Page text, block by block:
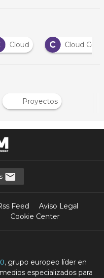
Cloud C Cloud
Proyectos
Feed
Aviso Legal
Cookie Center
, grupo europeo líder en
especializados para